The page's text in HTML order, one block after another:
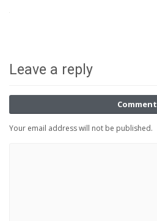
Leave a reply
Comment
Your email address will not be published.